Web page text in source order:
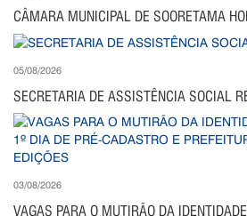
CÂMARA MUNICIPAL DE SOORETAMA
05/08/2026
SECRETARIA DE ASSISTÊNCIA SOCIAL
03/08/2026
VAGAS PARA O MUTIRÃO DA